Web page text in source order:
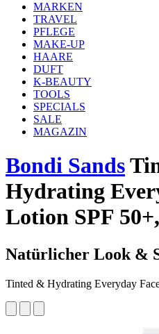
MARKEN
TRAVEL
PFLEGE
MAKE-UP
HAARE
DUFT
K-BEAUTY
TOOLS
SPECIALS
SALE
MAGAZIN
Bondi Sands
Hydrating
Lotion SPF
Natürlicher Look &
Tinted & Hydrating Everyday